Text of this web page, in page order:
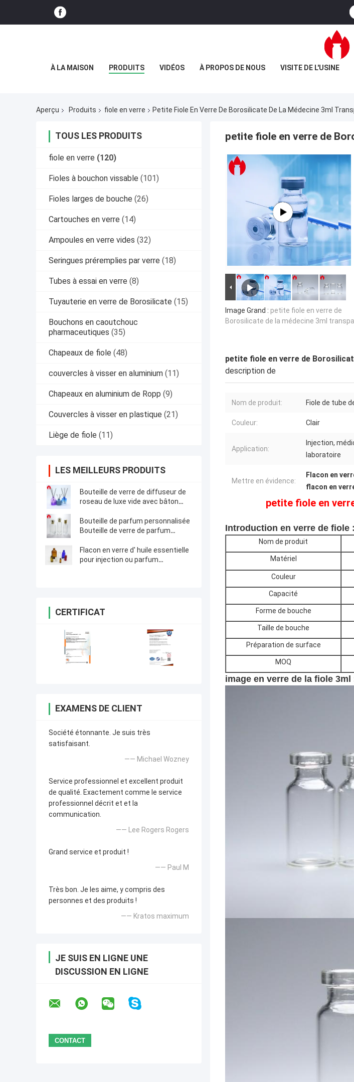
À LA MAISON PRODUITS VIDÉOS À PROPOS DE NOUS VISITE DE L'USINE
Aperçu Produits fiole en verre Petite Fiole En Verre De Borosilicate De La Médecine 3ml
TOUS LES PRODUITS
fiole en verre (120)
Fioles à bouchon vissable (101)
Fioles larges de bouche (26)
Cartouches en verre (14)
Ampoules en verre vides (32)
Seringues préremplies par verre (18)
Tubes à essai en verre (8)
Tuyauterie en verre de Borosilicate (15)
Bouchons en caoutchouc
pharmaceutiques (35)
Chapeaux de fiole (48)
couvercles à visser en aluminium (11)
Chapeaux en aluminium de Ropp (9)
Couvercles à visser en plastique (21)
Liège de fiole (11)
LES MEILLEURS PRODUITS
Bouteille de verre de diffuseur de
roseau de luxe vide avec bâton
Bouteille de parfum personnalisée
Bouteille de verre de parfum
Flacon en verre d' huile essentielle
pour injection ou parfum
CERTIFICAT
EXAMENS DE CLIENT
Société étonnante. Je suis très
satisfaisant.
—— Michael Wozney
Service professionnel et excellent produit
de qualité. Exactement comme le service
professionnel décrit et et la
communication.
—— Lee Rogers Rogers
Grand service et produit !
—— Paul M
Très bon. Je les aime, y compris des
personnes et des produits !
—— Kratos maximum
JE SUIS EN LIGNE UNE
DISCUSSION EN LIGNE
petite fiole en verre de
Image Grand : petite fiole en verre de
Borosilicate de la médecine 3ml
petite fiole en verre de
description de
Nom de produit: Fiole de tube
Couleur: Clair
Application:
Injection,
laboratoire
Mettre en évidence:
Flacon en
flacon en
petite fiole en
Introduction en verre de fiole :
Nom de produit
Matériel
Couleur
Capacité
Forme de bouche
Taille de bouche
Préparation de surface
MOQ
image en verre de la fiole 3ml